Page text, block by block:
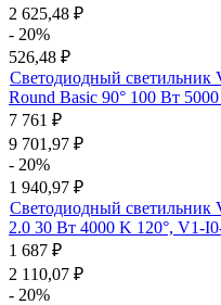
2 625,48 ₽
- 20%
526,48 ₽
Светодиодный
Round Basic 90° 100 Вт
7 761 ₽
9 701,97 ₽
- 20%
1 940,97 ₽
Светодиодный
2.0 30 Вт 4000 K 120°, V1-
1 687 ₽
2 110,07 ₽
- 20%